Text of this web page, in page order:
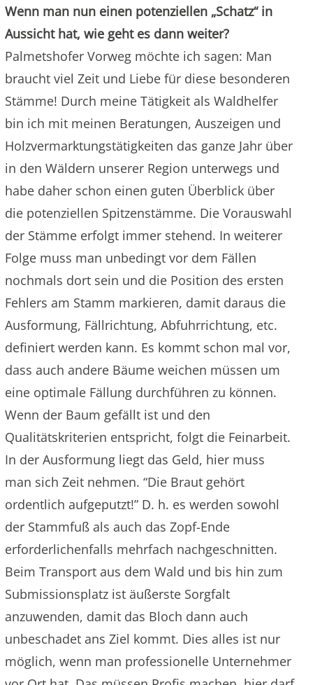
Wenn man nun einen potenziellen „Schatz“ in
Aussicht hat, wie geht es dann weiter?
Palmetshofer Vorweg möchte ich sagen: Man
braucht viel Zeit und Liebe für diese besonderen
Stämme! Durch meine Tätigkeit als Waldhelfer
bin ich mit meinen Beratungen, Auszeigen und
Holzvermarktungstätigkeiten das ganze Jahr über
in den Wäldern unserer Region unterwegs und
habe daher schon einen guten Überblick über
die potenziellen Spitzenstämme. Die Vorauswahl
der Stämme erfolgt immer stehend. In weiterer
Folge muss man unbedingt vor dem Fällen
nochmals dort sein und die Position des ersten
Fehlers am Stamm markieren, damit daraus die
Ausformung, Fällrichtung, Abfuhrrichtung, etc.
definiert werden kann. Es kommt schon mal vor,
dass auch andere Bäume weichen müssen um
eine optimale Fällung durchführen zu können.
Wenn der Baum gefällt ist und den
Qualitätskriterien entspricht, folgt die Feinarbeit.
In der Ausformung liegt das Geld, hier muss
man sich Zeit nehmen. “Die Braut gehört
ordentlich aufgeputzt!” D. h. es werden sowohl
der Stammfuß als auch das Zopf-Ende
erforderlichenfalls mehrfach nachgeschnitten.
Beim Transport aus dem Wald und bis hin zum
Submissionsplatz ist äußerste Sorgfalt
anzuwenden, damit das Bloch dann auch
unbeschadet ans Ziel kommt. Dies alles ist nur
möglich, wenn man professionelle Unternehmer